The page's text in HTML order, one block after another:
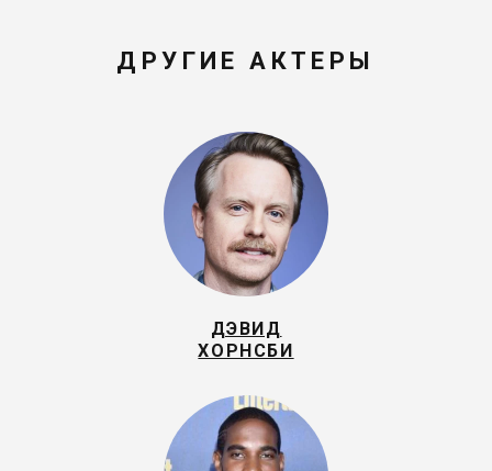
ДРУГИЕ АКТЕРЫ
ДЭВИД
ХОРНСБИ